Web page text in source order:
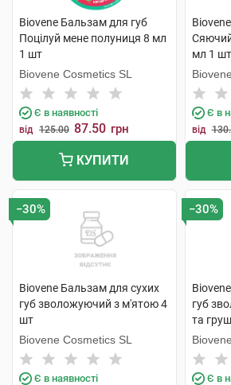
Biovene Бальзам для губ
Поцілуй мене полуниця 8 мл
1 шт
Biovene Cosmetics SL
Є в наявності
від 125.00 87.50 грн
КУПИТИ
мл 1 шт
Є в
від
−30%
Biovene Бальзам для сухих
губ зволожуючий з м'ятою 4
шт
Biovene Cosmetics SL
Є в наявності
−30%
губ
та
Є в